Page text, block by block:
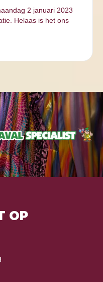
2 januari 2023
Helaas is het ons
OP